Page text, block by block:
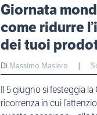
Giornata
come ridurre
dei tuoi
DiMassimo Masiero |
Il 5 giugno si festeggia
ricorrenza in cui